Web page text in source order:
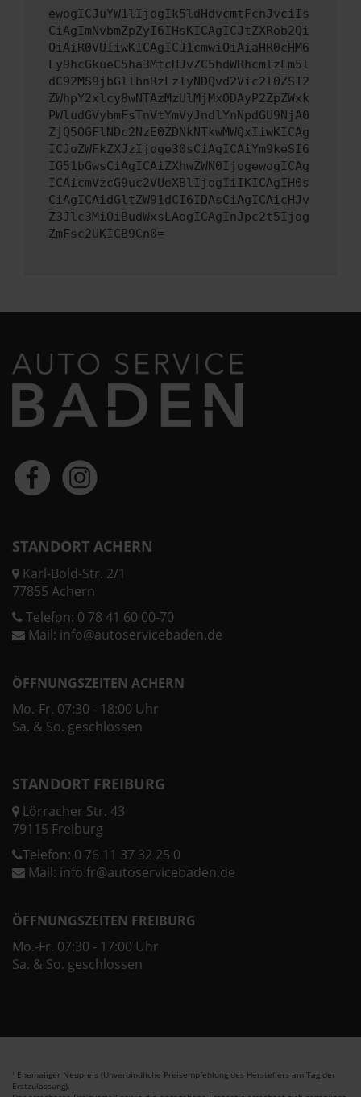
ewogICJuYW1lIjogIk5ldHdvcmtFcnJvciIs
CiAgImNvbmZpZyI6IHsKICAgICJtZXRob2Qi
OiAiR0VUIiwKICAgICJ1cmwiOiAiaHR0cHM6
Ly9hcGkueC5ha3MtcHJvZC5hdWRhcmlzLm5l
dC92MS9jbGllbnRzLzIyNDQvd2Vic2l0ZS12
ZWhpY2xlcy8wNTAzMzUlMjMxODAyP2ZpZWxk
PWludGVybmFsTnVtYmVyJndlYnNpdGU9NjA0
ZjQ5OGFlNDc2NzE0ZDNkNTkwMWQxIiwKICAg
ICJoZWFkZXJzIjoge30sCiAgICAiYm9keSI6
IG51bGwsCiAgICAiZXhwZWN0IjogewogICAg
ICAicmVzcG9uc2VUeXBlIjogIiIKICAgIH0s
CiAgICAidGltZW91dCI6IDAsCiAgICAicHJv
Z3Jlc3MiOiBudWxsLAogICAgInJpc2t5Ijog
ZmFsc2UKICB9Cn0=
STANDORT ACHERN
Karl-Bold-Str. 2/1
77855 Achern
Telefon: 0 78 41 60 00-70
Mail: info@autoservicebaden.de
ÖFFNUNGSZEITEN ACHERN
Mo.-Fr. 07:30 - 18:00 Uhr
Sa. & So. geschlossen
STANDORT FREIBURG
Lörracher Str. 43
79115 Freiburg
Telefon: 0 76 11 37 32 25 0
Mail: info.fr@autoservicebaden.de
ÖFFNUNGSZEITEN FREIBURG
Mo.-Fr. 07:30 - 17:00 Uhr
Sa. & So. geschlossen
1 Ehemaliger Neupreis (Unverbindliche Preisempfehlung des Herstellers am Tag der
Erstzulassung).